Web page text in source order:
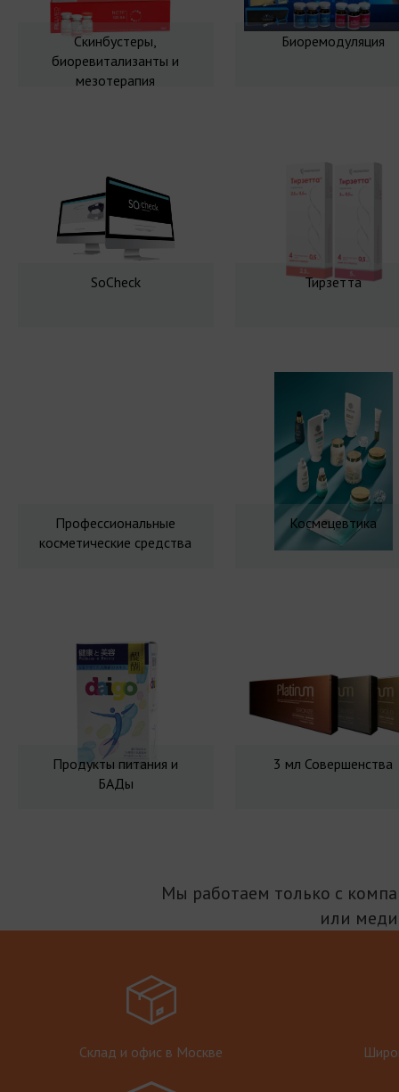
Скинбустеры,
биоревитализанты и
мезотерапия
Биоремодуляция
SoCheck Тирзетта
Профессиональные
косметические средства
Космецевтика
Продукты питания и
БАДы
3 мл Совершенства
Мы работаем только с
или
Склад и офис в Москве